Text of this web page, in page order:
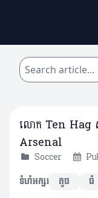
លោក Ten Hag ស្
Arsenal
Soccer
ទំហំអក្សរ
តូច ធំ